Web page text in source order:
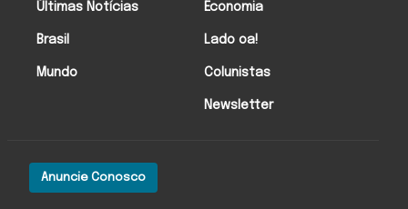
Anuncie Conosco
Últimas Notícias
Brasil
Mundo
Economia
Lado oa!
Colunistas
Newsletter